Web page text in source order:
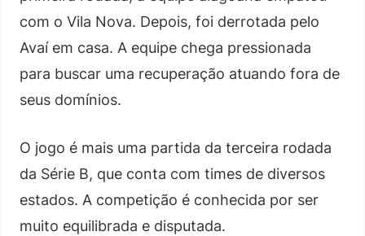
com o Vila Nova. Depois, foi derrotada pelo
Avaí em casa. A equipe chega pressionada
para buscar uma recuperação atuando fora de
seus domínios.
O jogo é mais uma partida da terceira rodada
da Série B, que conta com times de diversos
estados. A competição é conhecida por ser
muito equilibrada e disputada.